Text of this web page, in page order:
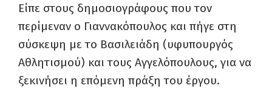
Είπε στους δημοσιογράφους που τον
περίμεναν ο Γιαννακόπουλος και πήγε στη
σύσκεψη με το Βασιλειάδη (υφυπουργός
Αθλητισμού) και τους Αγγελόπουλους, για να
ξεκινήσει η επόμενη πράξη του έργου.